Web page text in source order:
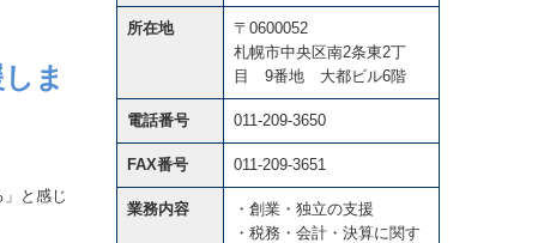
ま
と感じ
所在地
〒0600052
札幌市中央区南2条東2丁
目 9番地 大都ビル6階
電話番号 011-209-3650
FAX番号 011-209-3651
業務内容
・創業・独立の支援
・税務・会計・決算に関す